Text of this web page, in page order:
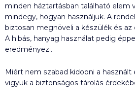
minden háztartásban található elem
mindegy, hogyan használjuk. A
biztosan megnöveli a készülék és
A hibás, hanyag használat pedig
eredményezi.
Miért nem szabad kidobni a
vigyük a biztonságos tárolás